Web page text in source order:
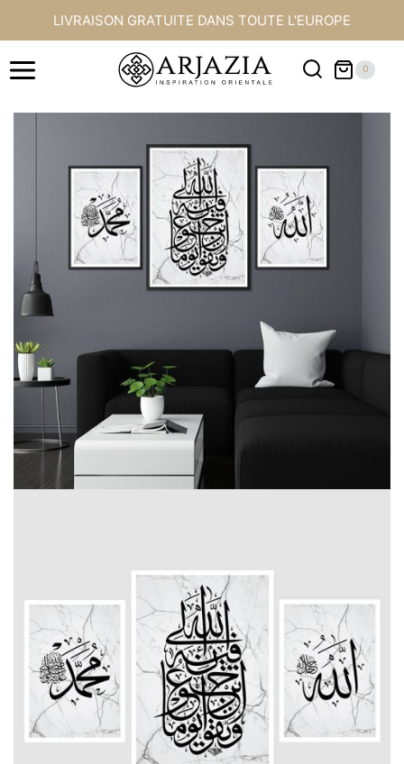
LIVRAISON GRATUITE DANS TOUTE L'EUROPE
0